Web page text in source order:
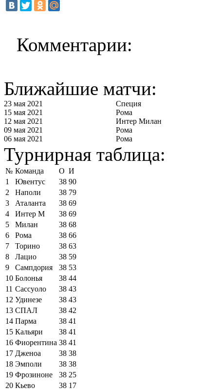
Комментарии:
Ближайшие матчи:
23 мая 2021
Специя
15 мая 2021
Рома
12 мая 2021
Интер Милан
09 мая 2021
Рома
06 мая 2021
Рома
Турнирная таблица:
№ Команда О И
1
Ювентус 38 90
2
Наполи 38 79
3
Аталанта 38 69
4
Интер М 38 69
5
Милан 38 68
6
Рома 38 66
7
Торино 38 63
8
Лацио 38 59
9
Сампдория 38 53
10 Болонья 38 44
11 Сассуоло 38 43
12 Удинезе 38 43
13 СПАЛ 38 42
14 Парма 38 41
15 Кальяри 38 41
16 Фиорентина 38 41
17 Дженоа 38 38
18 Эмполи 38 38
19 Фрозиноне 38 25
20 Кьево 38 17